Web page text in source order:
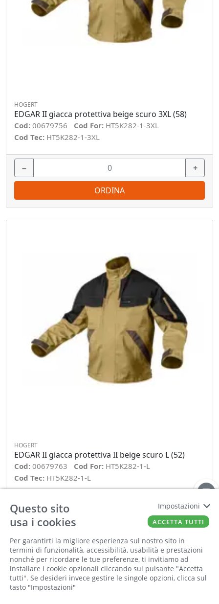
Informiamo la nostra clientela che saremo
chiusi per la pausa estiva dall'8 al 23 agosto
compresi. Tutti gli ordini online ricevuti
durante la chiusura saranno elaborati a partire
dal 24 agosto
HOGERT
EDGAR II giacca protettiva beige scuro 3XL (58)
Cod: 00679756 Cod For: HT5K282-1-3XL
Cod Tec: HT5K282-1-3XL
− +
ORDINA
HOGERT
EDGAR II giacca protettiva II beige scuro L (52)
Cod: 00679763 Cod For: HT5K282-1-L
Cod Tec: HT5K282-1-L
− +
Questo sito
usa i cookies
Per garantirti la migliore esperienza sul nostro sito in
termini di funzionalità, accessibilità, usabilità e prestazioni
nonché per ricordare le tue preferenze, ti invitiamo ad
installare i cookie opzionali cliccando sul pulsante "Accetta
tutti". Se desideri invece gestire le singole opzioni, clicca sul
tasto "Impostazioni"
Impostazioni
ACCETTA TUTTI